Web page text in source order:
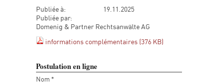
Publiée à:
19.11.2025
Publiée par:
Domenig & Partner Rechtsanwälte AG
informations complémentaires (376 KB)
Postulation en ligne
Nom *